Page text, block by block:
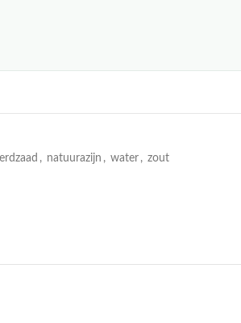
, natuurazijn , water , zout